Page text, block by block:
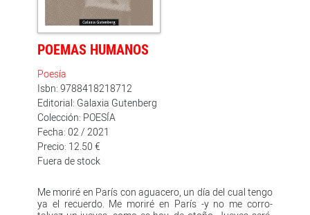
POEMAS HUMANOS
Poesía
Isbn: 9788418218712
Editorial: Galaxia Gutenberg
Colección: POESÍA
Fecha: 02 / 2021
Precio: 12.50 €
Fuera de stock
Me moriré en París con aguacero, un día del cual tengo
ya el recuerdo. Me moriré en París -y no me corro-